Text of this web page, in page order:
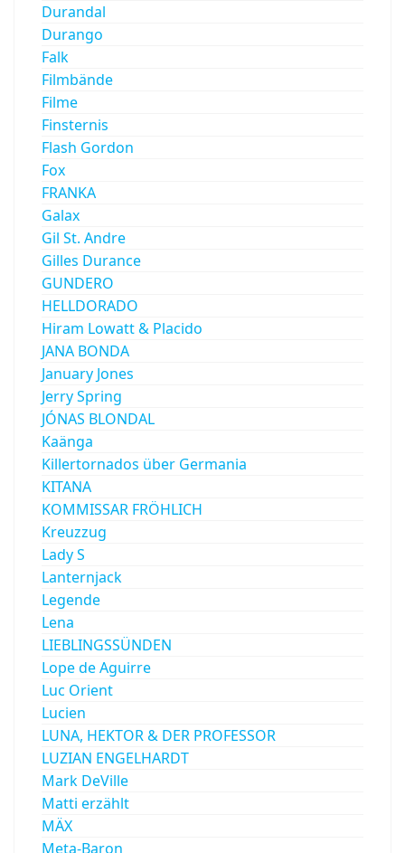
Durandal
Durango
Falk
Filmbände
Filme
Finsternis
Flash Gordon
Fox
FRANKA
Galax
Gil St. Andre
Gilles Durance
GUNDERO
HELLDORADO
Hiram Lowatt & Placido
JANA BONDA
January Jones
Jerry Spring
JÓNAS BLONDAL
Kaänga
Killertornados über Germania
KITANA
KOMMISSAR FRÖHLICH
Kreuzzug
Lady S
Lanternjack
Legende
Lena
LIEBLINGSSÜNDEN
Lope de Aguirre
Luc Orient
Lucien
LUNA, HEKTOR & DER PROFESSOR
LUZIAN ENGELHARDT
Mark DeVille
Matti erzählt
MÄX
Meta-Baron